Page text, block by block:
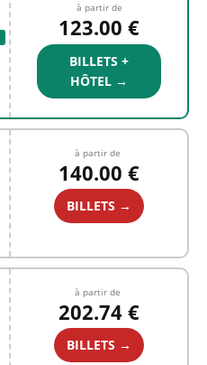
à partir de
123.00 €
BILLETS +
HÔTEL →
à partir de
140.00 €
BILLETS →
à partir de
202.74 €
BILLETS →